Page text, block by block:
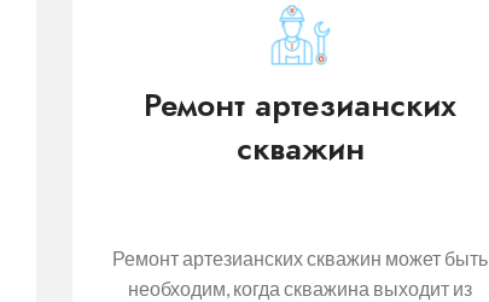
Ремонт артезианских
скважин
Ремонт артезианских скважин может быть
необходим, когда скважина выходит из